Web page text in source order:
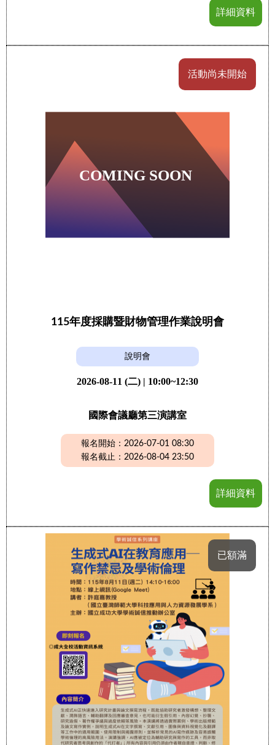
詳細資料
活動尚未開始
115年度採購暨財物管理作業說明會
說明會
2026-08-11 (二) | 10:00~12:30
國際會議廳第三演講室
報名開始：2026-07-01 08:30
報名截止：2026-08-04 23:50
詳細資料
已額滿